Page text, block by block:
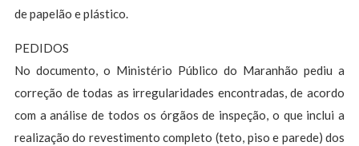
de papelão e plástico.
PEDIDOS
No documento, o Ministério Público do Maranhão pediu a
correção de todas as irregularidades encontradas, de acordo
com a análise de todos os órgãos de inspeção, o que inclui a
realização do revestimento completo (teto, piso e parede) dos